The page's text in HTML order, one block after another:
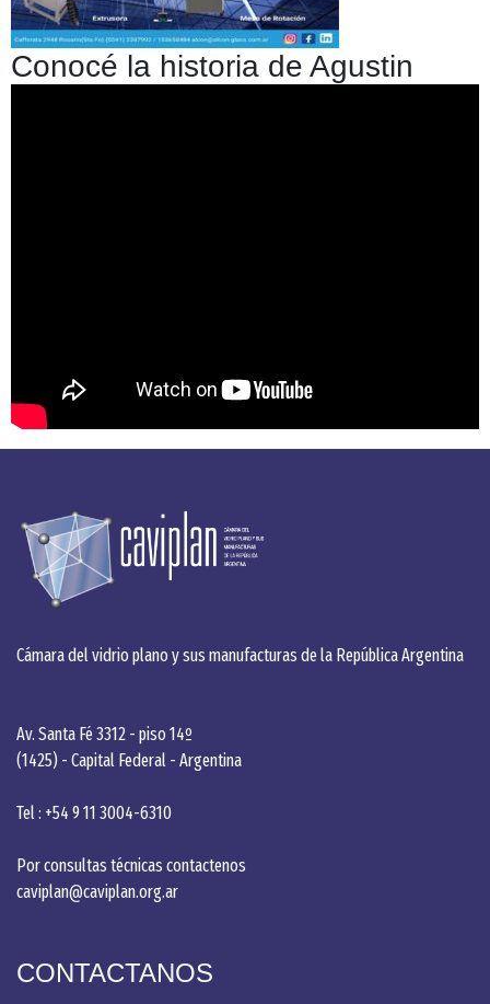
Conocé la historia de Agustin
Cámara del vidrio plano y sus manufacturas de la República Argentina
Av. Santa Fé 3312 - piso 14º
(1425) - Capital Federal - Argentina
Tel : +54 9 11 3004-6310
Por consultas técnicas contactenos
caviplan@caviplan.org.ar
CONTACTANOS